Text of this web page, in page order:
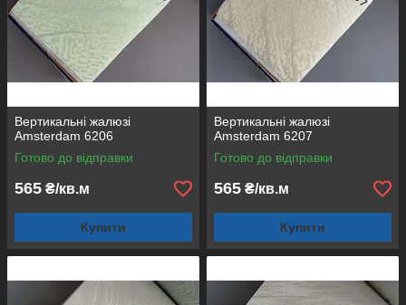
Вертикальні жалюзі
Amsterdam 6206
Готово до відправки
565 ₴/кв.м
Купити
Вертикальні жалюзі
Amsterdam 6207
Готово до відправки
565 ₴/кв.м
Купити